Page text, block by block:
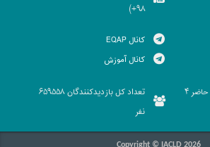
98+)
کانال EQAP
کانال آموزش
حاضر 4 تعداد کل بازدیدکنندگان 659558
نفر
Copyright © IACLD 2026